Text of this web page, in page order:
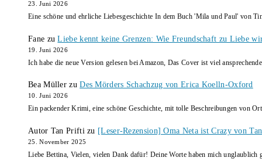
23. Juni 2026
Eine schöne und ehrliche Liebesgeschichte In dem Buch 'Mila und Paul' von
Fane zuLiebe kennt keine Grenzen: Wie Freundschaft zu Liebe
19. Juni 2026
Ich habe die neue Version gelesen bei Amazon, Das Cover ist viel
Bea Müller zuDes Mörders Schachzug von Erica Koelln-Oxford
10. Juni 2026
Ein packender Krimi, eine schöne Geschichte, mit tolle Beschreibungen von
Autor Tan Prifti zu [Leser-Rezension] Oma Neta ist Crazy von
25. November 2025
Liebe Bettina, Vielen, vielen Dank dafür! Deine Worte haben mich unglaublich